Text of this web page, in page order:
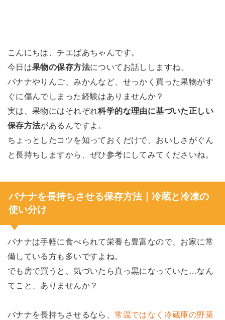
こんにちは、チエばあちゃんです。
今日は果物の保存方法についてお話ししますね。
バナナやりんご、みかんなど、せっかく買った果物がす
ぐに傷んでしまった経験はありませんか？
実は、果物にはそれぞれ科学的な理由に基づいた正しい
保存方法があるんですよ。
ちょっとしたコツを知っておくだけで、おいしさがぐん
と長持ちしますから、ぜひ参考にしてみてくださいね。
バナナを長持ちさせる保存方法｜冷蔵と冷凍の
使い分け
バナナは手軽に食べられて栄養も豊富なので、お家に常
備している方も多いですよね。
でも房で買うと、気づいたら真っ黒になっていた…なん
てこと、ありませんか？
バナナを長持ちさせるなら、常温ではなく冷蔵庫の野菜